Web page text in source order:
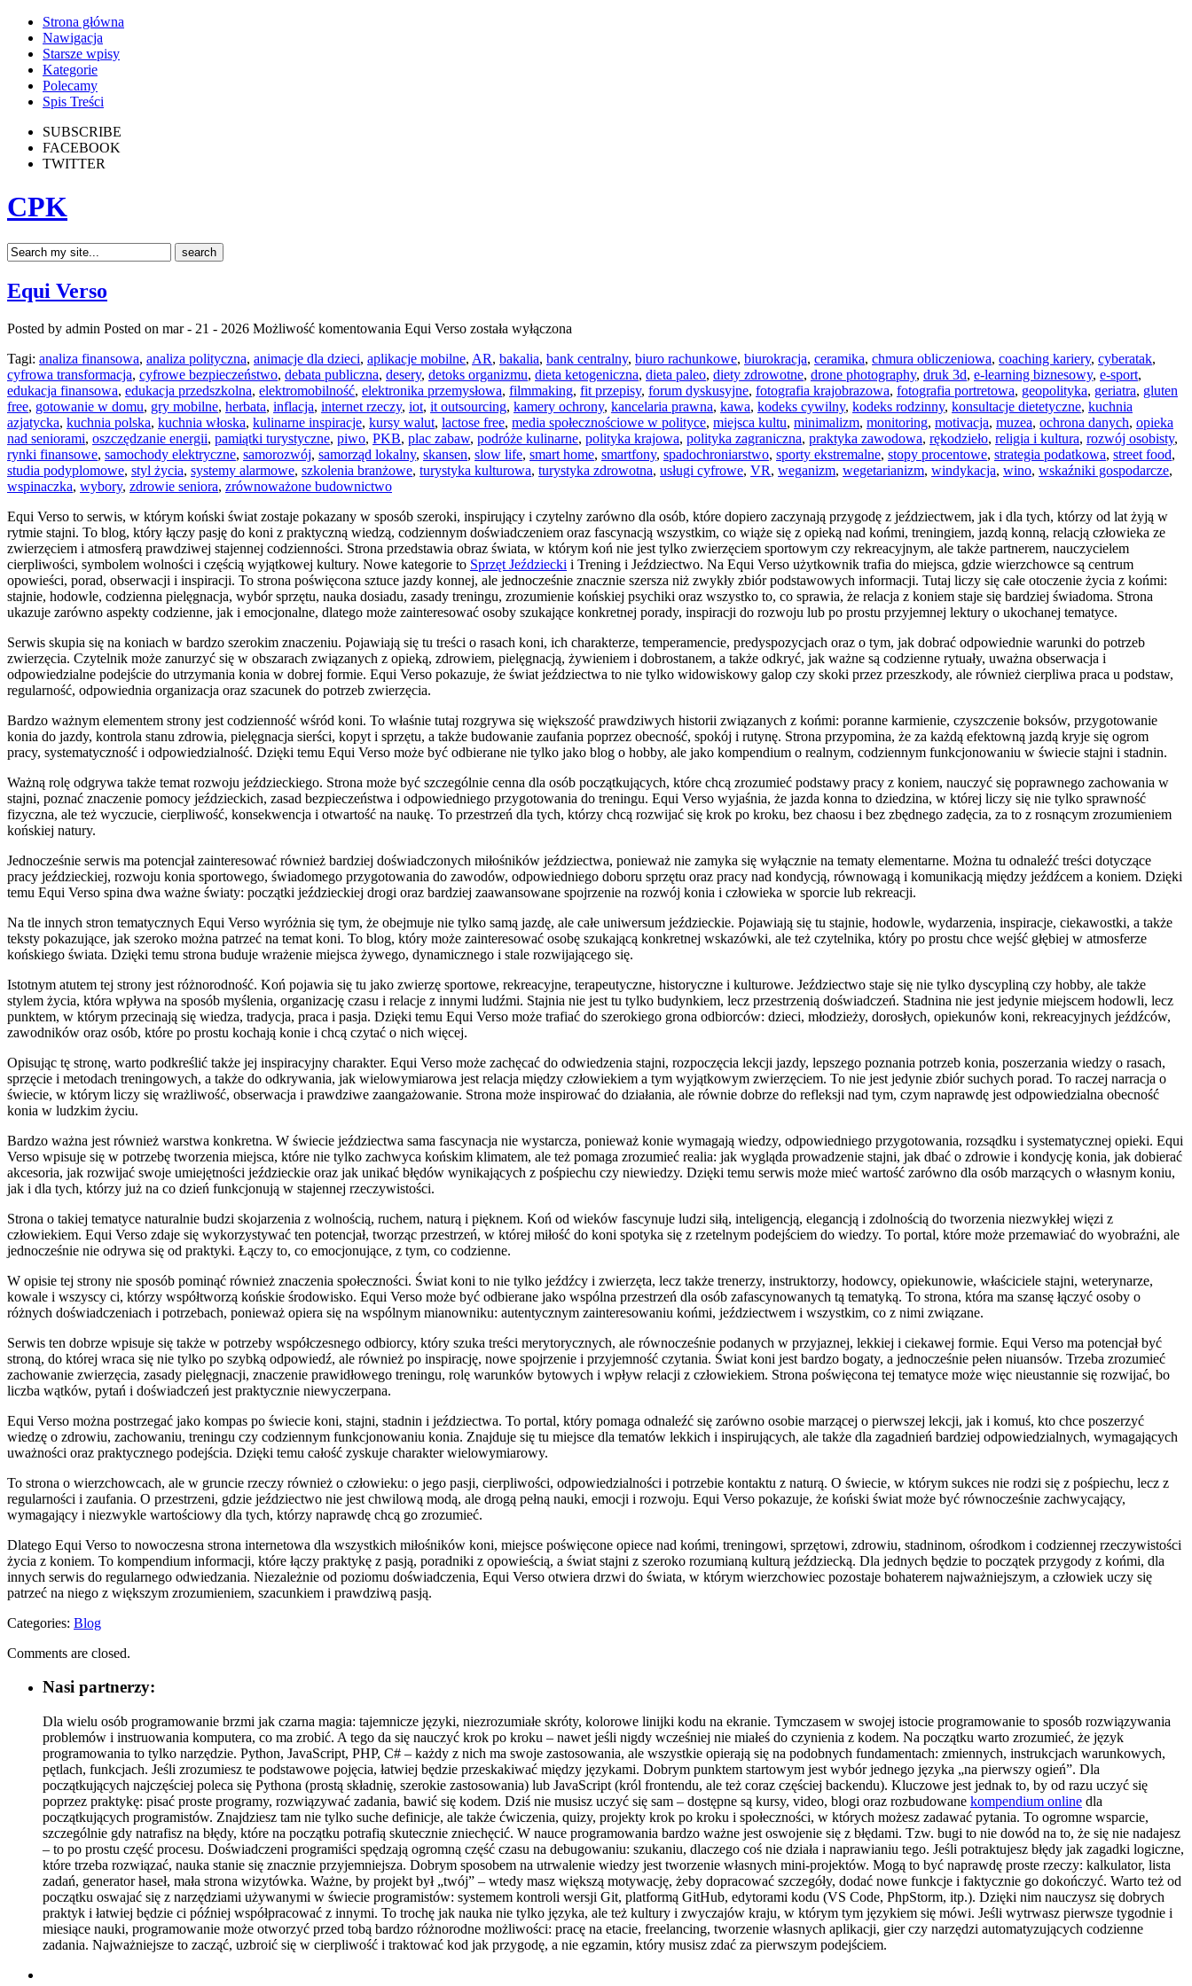
Strona główna
Nawigacja
Starsze wpisy
Kategorie
Polecamy
Spis Treści
SUBSCRIBE
FACEBOOK
TWITTER
CPK
Equi Verso
Posted by admin Posted on mar - 21 - 2026 Możliwość komentowania Equi Verso została wyłączona
Tagi: analiza finansowa, analiza polityczna, animacje dla dzieci, aplikacje mobilne, AR, bakalia, bank centralny, biuro rachunkowe, biurokracja, ceramika, chmura obliczeniowa, coaching kariery, cyberatak,
cyfrowa transformacja, cyfrowe bezpieczeństwo, debata publiczna, desery, detoks organizmu, dieta ketogeniczna, dieta paleo, diety zdrowotne, drone photography, druk 3d, e-learning biznesowy, e-sport,
edukacja finansowa, edukacja przedszkolna, elektromobilność, elektronika przemysłowa, filmmaking, fit przepisy, forum dyskusyjne, fotografia krajobrazowa, fotografia portretowa, geopolityka, geriatra, gluten
free, gotowanie w domu, gry mobilne, herbata, inflacja, internet rzeczy, iot, it outsourcing, kamery ochrony, kancelaria prawna, kawa, kodeks cywilny, kodeks rodzinny, konsultacje dietetyczne, kuchnia
azjatycka, kuchnia polska, kuchnia włoska, kulinarne inspiracje, kursy walut, lactose free, media społecznościowe w polityce, miejsca kultu, minimalizm, monitoring, motivacja, muzea, ochrona danych, opieka
nad seniorami, oszczędzanie energii, pamiątki turystyczne, piwo, PKB, plac zabaw, podróże kulinarne, polityka krajowa, polityka zagraniczna, praktyka zawodowa, rękodzieło, religia i kultura, rozwój osobisty,
rynki finansowe, samochody elektryczne, samorozwój, samorząd lokalny, skansen, slow life, smart home, smartfony, spadochroniarstwo, sporty ekstremalne, stopy procentowe, strategia podatkowa, street food,
studia podyplomowe, styl życia, systemy alarmowe, szkolenia branżowe, turystyka kulturowa, turystyka zdrowotna, usługi cyfrowe, VR, weganizm, wegetarianizm, windykacja, wino, wskaźniki gospodarcze,
wspinaczka, wybory, zdrowie seniora, zrównoważone budownictwo
Equi Verso to serwis, w którym koński świat zostaje pokazany w sposób szeroki, inspirujący i czytelny zarówno dla osób, które dopiero zaczynają przygodę z jeździectwem, jak i dla tych, którzy od lat żyją w
rytmie stajni. To blog, który łączy pasję do koni z praktyczną wiedzą, codziennym doświadczeniem oraz fascynacją wszystkim, co wiąże się z opieką nad końmi, treningiem, jazdą konną, relacją człowieka ze
zwierzęciem i atmosferą prawdziwej stajennej codzienności. Strona przedstawia obraz świata, w którym koń nie jest tylko zwierzęciem sportowym czy rekreacyjnym, ale także partnerem, nauczycielem
cierpliwości, symbolem wolności i częścią wyjątkowej kultury. Nowe kategorie to Sprzęt Jeździecki i Trening i Jeździectwo. Na Equi Verso użytkownik trafia do miejsca, gdzie wierzchowce są centrum
opowieści, porad, obserwacji i inspiracji. To strona poświęcona sztuce jazdy konnej, ale jednocześnie znacznie szersza niż zwykły zbiór podstawowych informacji. Tutaj liczy się całe otoczenie życia z końmi:
stajnie, hodowle, codzienna pielęgnacja, wybór sprzętu, nauka dosiadu, zasady treningu, zrozumienie końskiej psychiki oraz wszystko to, co sprawia, że relacja z koniem staje się bardziej świadoma. Strona
ukazuje zarówno aspekty codzienne, jak i emocjonalne, dlatego może zainteresować osoby szukające konkretnej porady, inspiracji do rozwoju lub po prostu przyjemnej lektury o ukochanej tematyce.
Serwis skupia się na koniach w bardzo szerokim znaczeniu. Pojawiają się tu treści o rasach koni, ich charakterze, temperamencie, predyspozycjach oraz o tym, jak dobrać odpowiednie warunki do potrzeb
zwierzęcia. Czytelnik może zanurzyć się w obszarach związanych z opieką, zdrowiem, pielęgnacją, żywieniem i dobrostanem, a także odkryć, jak ważne są codzienne rytuały, uważna obserwacja i
odpowiedzialne podejście do utrzymania konia w dobrej formie. Equi Verso pokazuje, że świat jeździectwa to nie tylko widowiskowy galop czy skoki przez przeszkody, ale również cierpliwa praca u podstaw,
regularność, odpowiednia organizacja oraz szacunek do potrzeb zwierzęcia.
Bardzo ważnym elementem strony jest codzienność wśród koni. To właśnie tutaj rozgrywa się większość prawdziwych historii związanych z końmi: poranne karmienie, czyszczenie boksów, przygotowanie
konia do jazdy, kontrola stanu zdrowia, pielęgnacja sierści, kopyt i sprzętu, a także budowanie zaufania poprzez obecność, spokój i rutynę. Strona przypomina, że za każdą efektowną jazdą kryje się ogrom
pracy, systematyczność i odpowiedzialność. Dzięki temu Equi Verso może być odbierane nie tylko jako blog o hobby, ale jako kompendium o realnym, codziennym funkcjonowaniu w świecie stajni i stadnin.
Ważną rolę odgrywa także temat rozwoju jeździeckiego. Strona może być szczególnie cenna dla osób początkujących, które chcą zrozumieć podstawy pracy z koniem, nauczyć się poprawnego zachowania w
stajni, poznać znaczenie pomocy jeździeckich, zasad bezpieczeństwa i odpowiedniego przygotowania do treningu. Equi Verso wyjaśnia, że jazda konna to dziedzina, w której liczy się nie tylko sprawność
fizyczna, ale też wyczucie, cierpliwość, konsekwencja i otwartość na naukę. To przestrzeń dla tych, którzy chcą rozwijać się krok po kroku, bez chaosu i bez zbędnego zadęcia, za to z rosnącym zrozumieniem
końskiej natury.
Jednocześnie serwis ma potencjał zainteresować również bardziej doświadczonych miłośników jeździectwa, ponieważ nie zamyka się wyłącznie na tematy elementarne. Można tu odnaleźć treści dotyczące
pracy jeździeckiej, rozwoju konia sportowego, świadomego przygotowania do zawodów, odpowiedniego doboru sprzętu oraz pracy nad kondycją, równowagą i komunikacją między jeźdźcem a koniem. Dzięki
temu Equi Verso spina dwa ważne światy: początki jeździeckiej drogi oraz bardziej zaawansowane spojrzenie na rozwój konia i człowieka w sporcie lub rekreacji.
Na tle innych stron tematycznych Equi Verso wyróżnia się tym, że obejmuje nie tylko samą jazdę, ale całe uniwersum jeździeckie. Pojawiają się tu stajnie, hodowle, wydarzenia, inspiracje, ciekawostki, a także
teksty pokazujące, jak szeroko można patrzeć na temat koni. To blog, który może zainteresować osobę szukającą konkretnej wskazówki, ale też czytelnika, który po prostu chce wejść głębiej w atmosferze
końskiego świata. Dzięki temu strona buduje wrażenie miejsca żywego, dynamicznego i stale rozwijającego się.
Istotnym atutem tej strony jest różnorodność. Koń pojawia się tu jako zwierzę sportowe, rekreacyjne, terapeutyczne, historyczne i kulturowe. Jeździectwo staje się nie tylko dyscypliną czy hobby, ale także
stylem życia, która wpływa na sposób myślenia, organizację czasu i relacje z innymi ludźmi. Stajnia nie jest tu tylko budynkiem, lecz przestrzenią doświadczeń. Stadnina nie jest jedynie miejscem hodowli, lecz
punktem, w którym przecinają się wiedza, tradycja, praca i pasja. Dzięki temu Equi Verso może trafiać do szerokiego grona odbiorców: dzieci, młodzieży, dorosłych, opiekunów koni, rekreacyjnych jeźdźców,
zawodników oraz osób, które po prostu kochają konie i chcą czytać o nich więcej.
Opisując tę stronę, warto podkreślić także jej inspiracyjny charakter. Equi Verso może zachęcać do odwiedzenia stajni, rozpoczęcia lekcji jazdy, lepszego poznania potrzeb konia, poszerzania wiedzy o rasach,
sprzęcie i metodach treningowych, a także do odkrywania, jak wielowymiarowa jest relacja między człowiekiem a tym wyjątkowym zwierzęciem. To nie jest jedynie zbiór suchych porad. To raczej narracja o
świecie, w którym liczy się wrażliwość, obserwacja i prawdziwe zaangażowanie. Strona może inspirować do działania, ale równie dobrze do refleksji nad tym, czym naprawdę jest odpowiedzialna obecność
konia w ludzkim życiu.
Bardzo ważna jest również warstwa konkretna. W świecie jeździectwa sama fascynacja nie wystarcza, ponieważ konie wymagają wiedzy, odpowiedniego przygotowania, rozsądku i systematycznej opieki. Equi
Verso wpisuje się w potrzebę tworzenia miejsca, które nie tylko zachwyca końskim klimatem, ale też pomaga zrozumieć realia: jak wygląda prowadzenie stajni, jak dbać o zdrowie i kondycję konia, jak dobierać
akcesoria, jak rozwijać swoje umiejętności jeździeckie oraz jak unikać błędów wynikających z pośpiechu czy niewiedzy. Dzięki temu serwis może mieć wartość zarówno dla osób marzących o własnym koniu,
jak i dla tych, którzy już na co dzień funkcjonują w stajennej rzeczywistości.
Strona o takiej tematyce naturalnie budzi skojarzenia z wolnością, ruchem, naturą i pięknem. Koń od wieków fascynuje ludzi siłą, inteligencją, elegancją i zdolnością do tworzenia niezwykłej więzi z
człowiekiem. Equi Verso zdaje się wykorzystywać ten potencjał, tworząc przestrzeń, w której miłość do koni spotyka się z rzetelnym podejściem do wiedzy. To portal, które może przemawiać do wyobraźni, ale
jednocześnie nie odrywa się od praktyki. Łączy to, co emocjonujące, z tym, co codzienne.
W opisie tej strony nie sposób pominąć również znaczenia społeczności. Świat koni to nie tylko jeźdźcy i zwierzęta, lecz także trenerzy, instruktorzy, hodowcy, opiekunowie, właściciele stajni, weterynarze,
kowale i wszyscy ci, którzy współtworzą końskie środowisko. Equi Verso może być odbierane jako wspólna przestrzeń dla osób zafascynowanych tą tematyką. To strona, która ma szansę łączyć osoby o
różnych doświadczeniach i potrzebach, ponieważ opiera się na wspólnym mianowniku: autentycznym zainteresowaniu końmi, jeździectwem i wszystkim, co z nimi związane.
Serwis ten dobrze wpisuje się także w potrzeby współczesnego odbiorcy, który szuka treści merytorycznych, ale równocześnie podanych w przyjaznej, lekkiej i ciekawej formie. Equi Verso ma potencjał być
stroną, do której wraca się nie tylko po szybką odpowiedź, ale również po inspirację, nowe spojrzenie i przyjemność czytania. Świat koni jest bardzo bogaty, a jednocześnie pełen niuansów. Trzeba zrozumieć
zachowanie zwierzęcia, zasady pielęgnacji, znaczenie prawidłowego treningu, rolę warunków bytowych i wpływ relacji z człowiekiem. Strona poświęcona tej tematyce może więc nieustannie się rozwijać, bo
liczba wątków, pytań i doświadczeń jest praktycznie niewyczerpana.
Equi Verso można postrzegać jako kompas po świecie koni, stajni, stadnin i jeździectwa. To portal, który pomaga odnaleźć się zarówno osobie marzącej o pierwszej lekcji, jak i komuś, kto chce poszerzyć
wiedzę o zdrowiu, zachowaniu, treningu czy codziennym funkcjonowaniu konia. Znajduje się tu miejsce dla tematów lekkich i inspirujących, ale także dla zagadnień bardziej odpowiedzialnych, wymagających
uważności oraz praktycznego podejścia. Dzięki temu całość zyskuje charakter wielowymiarowy.
To strona o wierzchowcach, ale w gruncie rzeczy również o człowieku: o jego pasji, cierpliwości, odpowiedzialności i potrzebie kontaktu z naturą. O świecie, w którym sukces nie rodzi się z pośpiechu, lecz z
regularności i zaufania. O przestrzeni, gdzie jeździectwo nie jest chwilową modą, ale drogą pełną nauki, emocji i rozwoju. Equi Verso pokazuje, że koński świat może być równocześnie zachwycający,
wymagający i niezwykle wartościowy dla tych, którzy naprawdę chcą go zrozumieć.
Dlatego Equi Verso to nowoczesna strona internetowa dla wszystkich miłośników koni, miejsce poświęcone opiece nad końmi, treningowi, sprzętowi, zdrowiu, stadninom, ośrodkom i codziennej rzeczywistości
życia z koniem. To kompendium informacji, które łączy praktykę z pasją, poradniki z opowieścią, a świat stajni z szeroko rozumianą kulturą jeździecką. Dla jednych będzie to początek przygody z końmi, dla
innych serwis do regularnego odwiedzania. Niezależnie od poziomu doświadczenia, Equi Verso otwiera drzwi do świata, w którym wierzchowiec pozostaje bohaterem najważniejszym, a człowiek uczy się
patrzeć na niego z większym zrozumieniem, szacunkiem i prawdziwą pasją.
Categories: Blog
Comments are closed.
Nasi partnerzy:
Dla wielu osób programowanie brzmi jak czarna magia: tajemnicze języki, niezrozumiałe skróty, kolorowe linijki kodu na ekranie. Tymczasem w swojej istocie programowanie to sposób rozwiązywania
problemów i instruowania komputera, co ma zrobić. A tego da się nauczyć krok po kroku – nawet jeśli nigdy wcześniej nie miałeś do czynienia z kodem. Na początku warto zrozumieć, że język
programowania to tylko narzędzie. Python, JavaScript, PHP, C# – każdy z nich ma swoje zastosowania, ale wszystkie opierają się na podobnych fundamentach: zmiennych, instrukcjach warunkowych,
pętlach, funkcjach. Jeśli zrozumiesz te podstawowe pojęcia, łatwiej będzie przeskakiwać między językami. Dobrym punktem startowym jest wybór jednego języka „na pierwszy ogień”. Dla
początkujących najczęściej poleca się Pythona (prostą składnię, szerokie zastosowania) lub JavaScript (król frontendu, ale też coraz częściej backendu). Kluczowe jest jednak to, by od razu uczyć się
poprzez praktykę: pisać proste programy, rozwiązywać zadania, bawić się kodem. Dziś nie musisz uczyć się sam – dostępne są kursy, video, blogi oraz rozbudowane kompendium online dla
początkujących programistów. Znajdziesz tam nie tylko suche definicje, ale także ćwiczenia, quizy, projekty krok po kroku i społeczności, w których możesz zadawać pytania. To ogromne wsparcie,
szczególnie gdy natrafisz na błędy, które na początku potrafią skutecznie zniechęcić. W nauce programowania bardzo ważne jest oswojenie się z błędami. Tzw. bugi to nie dowód na to, że się nie nadajesz
– to po prostu część procesu. Doświadczeni programiści spędzają ogromną część czasu na debugowaniu: szukaniu, dlaczego coś nie działa i naprawianiu tego. Jeśli potraktujesz błędy jak zagadki logiczne,
które trzeba rozwiązać, nauka stanie się znacznie przyjemniejsza. Dobrym sposobem na utrwalenie wiedzy jest tworzenie własnych mini-projektów. Mogą to być naprawdę proste rzeczy: kalkulator, lista
zadań, generator haseł, mała strona wizytówka. Ważne, by projekt był „twój” – wtedy masz większą motywację, żeby dopracować szczegóły, dodać nowe funkcje i faktycznie go dokończyć. Warto też od
początku oswajać się z narzędziami używanymi w świecie programistów: systemem kontroli wersji Git, platformą GitHub, edytorami kodu (VS Code, PhpStorm, itp.). Dzięki nim nauczysz się dobrych
praktyk i łatwiej będzie ci później współpracować z innymi. To trochę jak nauka nie tylko języka, ale też kultury i zwyczajów kraju, w którym tym językiem się mówi. Jeśli wytrwasz pierwsze tygodnie i
miesiące nauki, programowanie może otworzyć przed tobą bardzo różnorodne możliwości: pracę na etacie, freelancing, tworzenie własnych aplikacji, gier czy narzędzi automatyzujących codzienne
zadania. Najważniejsze to zacząć, uzbroić się w cierpliwość i traktować kod jak przygodę, a nie egzamin, który musisz zdać za pierwszym podejściem.